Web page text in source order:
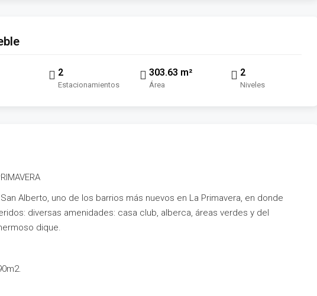
2
Estacionamientos
303.63 m²
Área
2
Niveles
Alberto, uno de los barrios más nuevos en La Primavera, en donde
diversas amenidades: casa club, alberca, áreas verdes y del
dique.